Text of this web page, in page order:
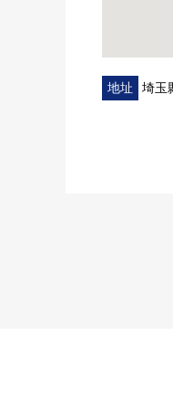
地址 埼玉